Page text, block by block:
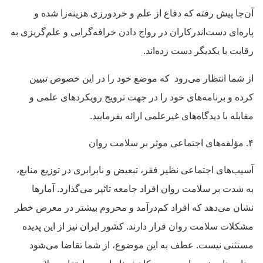
آن‌جا پیش رفته که دفاع از علم و خردورزی هزینه‌زا شده و
پاره‌ای دست‌اندرکاران در رواج دادن خرافه‌گرایی و علم‌گریزی به
رقابت با یکدیگر دست زده‌اند.
از شما انتظار می‌رود که موضع خود را در این خصوص تبیین
کرده و برنامه‌های خود را در جهت ترویج رویکردهای علمی و
مقابله با دیدگاه‌های غیرعلمی ارائه بفرمایید.
۴. مؤلفه‌های اجتماعی موثر بر سلامت روان
آسیب‌های اجتماعی نظیر فقر، تبعیض و نابرابری در توزیع منابع،
به شدت بر سلامت روان افراد جامعه تاثیر می‌گذارد. آمارها
نشان می‌دهد که افراد کم‌درآمد و محروم بیشتر در معرض خطر
مشکلات سلامت روان قرار دارند. کشور ایران نیز از این پدیده
مستثنی نیست. عطف به این موضوع، از شما تقاضا می‌شود